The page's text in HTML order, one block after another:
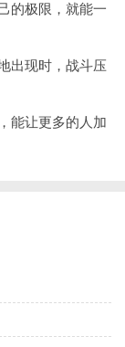
的极限，就能一
出现时，战斗压
能让更多的人加